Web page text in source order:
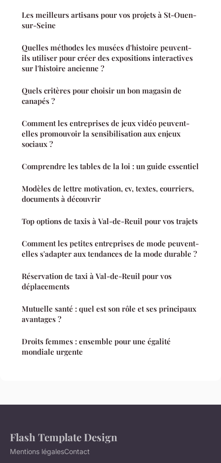
Les meilleurs artisans pour vos projets à St-Ouen-
sur-Seine
Quelles méthodes les musées d'histoire peuvent-
ils utiliser pour créer des expositions interactives
sur l'histoire ancienne ?
Quels critères pour choisir un bon magasin de
canapés ?
Comment les entreprises de jeux vidéo peuvent-
elles promouvoir la sensibilisation aux enjeux
sociaux ?
Comprendre les tables de la loi : un guide essentiel
Modèles de lettre motivation, cv, textes, courriers,
documents à découvrir
Top options de taxis à Val-de-Reuil pour vos trajets
Comment les petites entreprises de mode peuvent-
elles s'adapter aux tendances de la mode durable ?
Réservation de taxi à Val-de-Reuil pour vos
déplacements
Mutuelle santé : quel est son rôle et ses principaux
avantages ?
Droits femmes : ensemble pour une égalité
mondiale urgente
Flash Template Design
Mentions légalesContact